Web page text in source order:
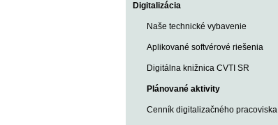
Digitalizácia
Naše technické vybavenie
Aplikované softvérové riešenia
Digitálna knižnica CVTI SR
Plánované aktivity
Cenník digitalizačného pracoviska